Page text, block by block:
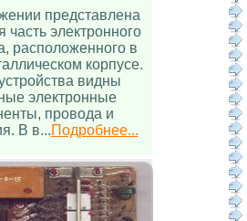
представлена
часть электронного
расположенного в
корпусе.
видны
электронные
провода и
В в...Подробнее...